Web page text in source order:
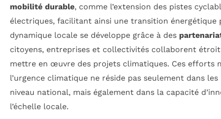
mobilité durable, comme l’extension des pistes
électriques, facilitant ainsi une transition énergétique
dynamique locale se développe grâce à des
citoyens, entreprises et collectivités collaborent
mettre en œuvre des projets climatiques. Ces efforts
l’urgence climatique ne réside pas seulement dans
niveau national, mais également dans la capacité
l’échelle locale.